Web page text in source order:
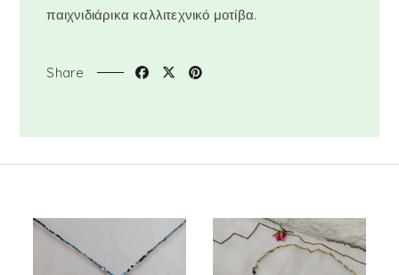
παιχνιδιάρικα καλλιτεχνικό μοτίβα.
Share